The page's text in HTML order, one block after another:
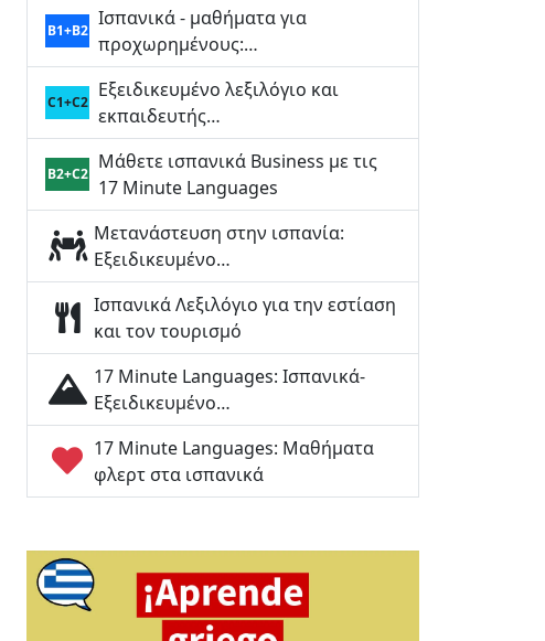
B1+B2
Ισπανικά - μαθήματα για
προχωρημένους:…
C1+C2
Εξειδικευμένο λεξιλόγιο και
εκπαιδευτής…
B2+C2
Μάθετε ισπανικά Business με τις
17 Minute Languages
Μετανάστευση στην ισπανία:
Εξειδικευμένο…
Ισπανικά Λεξιλόγιο για την εστίαση
και τον τουρισμό
17 Minute Languages: Ισπανικά-
Εξειδικευμένο…
17 Minute Languages: Μαθήματα
φλερτ στα ισπανικά